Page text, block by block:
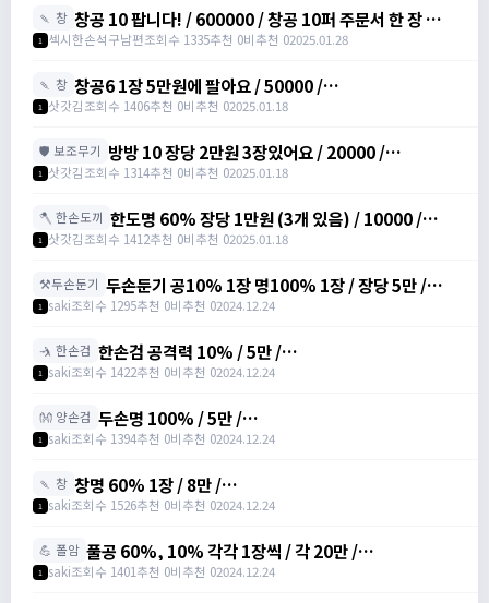
🍡 창 창공 10 팝니다! / 600000 / 창공 10퍼 주문서 한 장 합니
다 / https://open.kakao.com/o/srgUnZch
1 섹시한손석구남편조회수 1335추천 0비추천 02025.01.28
🍡 창 창공6 1장 5만원에 팔아요 / 50000 /
https://open.kakao.com/o/szVItdbh
1 삿갓김조회수 1406추천 0비추천 02025.01.18
🛡️ 보조무기 방방 10 장당 2만원 3장있어요 / 20000 /
https://open.kakao.com/o/szVItdbh
1 삿갓김조회수 1314추천 0비추천 02025.01.18
🪓 한손도끼 한도명 60% 장당 1만원 (3개 있음) / 10000 /
https://open.kakao.com/o/szVItdbh
1 삿갓김조회수 1412추천 0비추천 02025.01.18
⚒️두손둔기 두손둔기 공10% 1장 명100% 1장 / 장당 5만 /
https://open.kakao.com/o/sREW1M6g
1 saki조회수 1295추천 0비추천 02024.12.24
🤺 한손검 한손검 공격력 10% / 5만 /
https://open.kakao.com/o/sREW1M6g
1 saki조회수 1422추천 0비추천 02024.12.24
👐 양손검 두손명 100% / 5만 /
https://open.kakao.com/o/sREW1M6g
1 saki조회수 1394추천 0비추천 02024.12.24
🍡 창 창명 60% 1장 / 8만 /
https://open.kakao.com/o/sREW1M6g
1 saki조회수 1526추천 0비추천 02024.12.24
💪 폴암 풀공 60%, 10% 각각 1장씩 / 각 20만 /
https://open.kakao.com/o/sREW1M6g
1 saki조회수 1401추천 0비추천 02024.12.24